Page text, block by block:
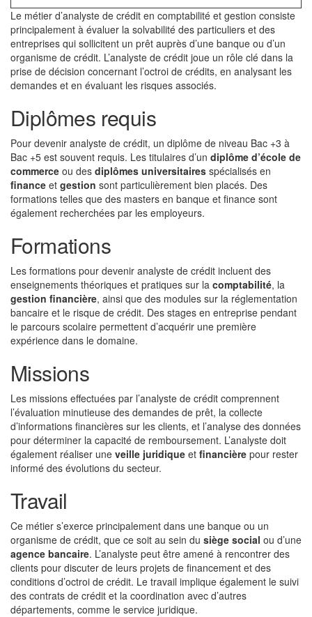
Le métier d’analyste de crédit en comptabilité et gestion consiste
principalement à évaluer la solvabilité des particuliers et des
entreprises qui sollicitent un prêt auprès d’une banque ou d’un
organisme de crédit. L’analyste de crédit joue un rôle clé dans la
prise de décision concernant l’octroi de crédits, en analysant les
demandes et en évaluant les risques associés.
Diplômes requis
Pour devenir analyste de crédit, un diplôme de niveau Bac +3 à
Bac +5 est souvent requis. Les titulaires d’un diplôme d’école de
commerce ou des diplômes universitaires spécialisés en
finance et gestion sont particulièrement bien placés. Des
formations telles que des masters en banque et finance sont
également recherchées par les employeurs.
Formations
Les formations pour devenir analyste de crédit incluent des
enseignements théoriques et pratiques sur la comptabilité, la
gestion financière, ainsi que des modules sur la réglementation
bancaire et le risque de crédit. Des stages en entreprise pendant
le parcours scolaire permettent d’acquérir une première
expérience dans le domaine.
Missions
Les missions effectuées par l’analyste de crédit comprennent
l’évaluation minutieuse des demandes de prêt, la collecte
d’informations financières sur les clients, et l’analyse des données
pour déterminer la capacité de remboursement. L’analyste doit
également réaliser une veille juridique et financière pour rester
informé des évolutions du secteur.
Travail
Ce métier s’exerce principalement dans une banque ou un
organisme de crédit, que ce soit au sein du siège social ou d’une
agence bancaire. L’analyste peut être amené à rencontrer des
clients pour discuter de leurs projets de financement et des
conditions d’octroi de crédit. Le travail implique également le suivi
des contrats de crédit et la coordination avec d’autres
départements, comme le service juridique.